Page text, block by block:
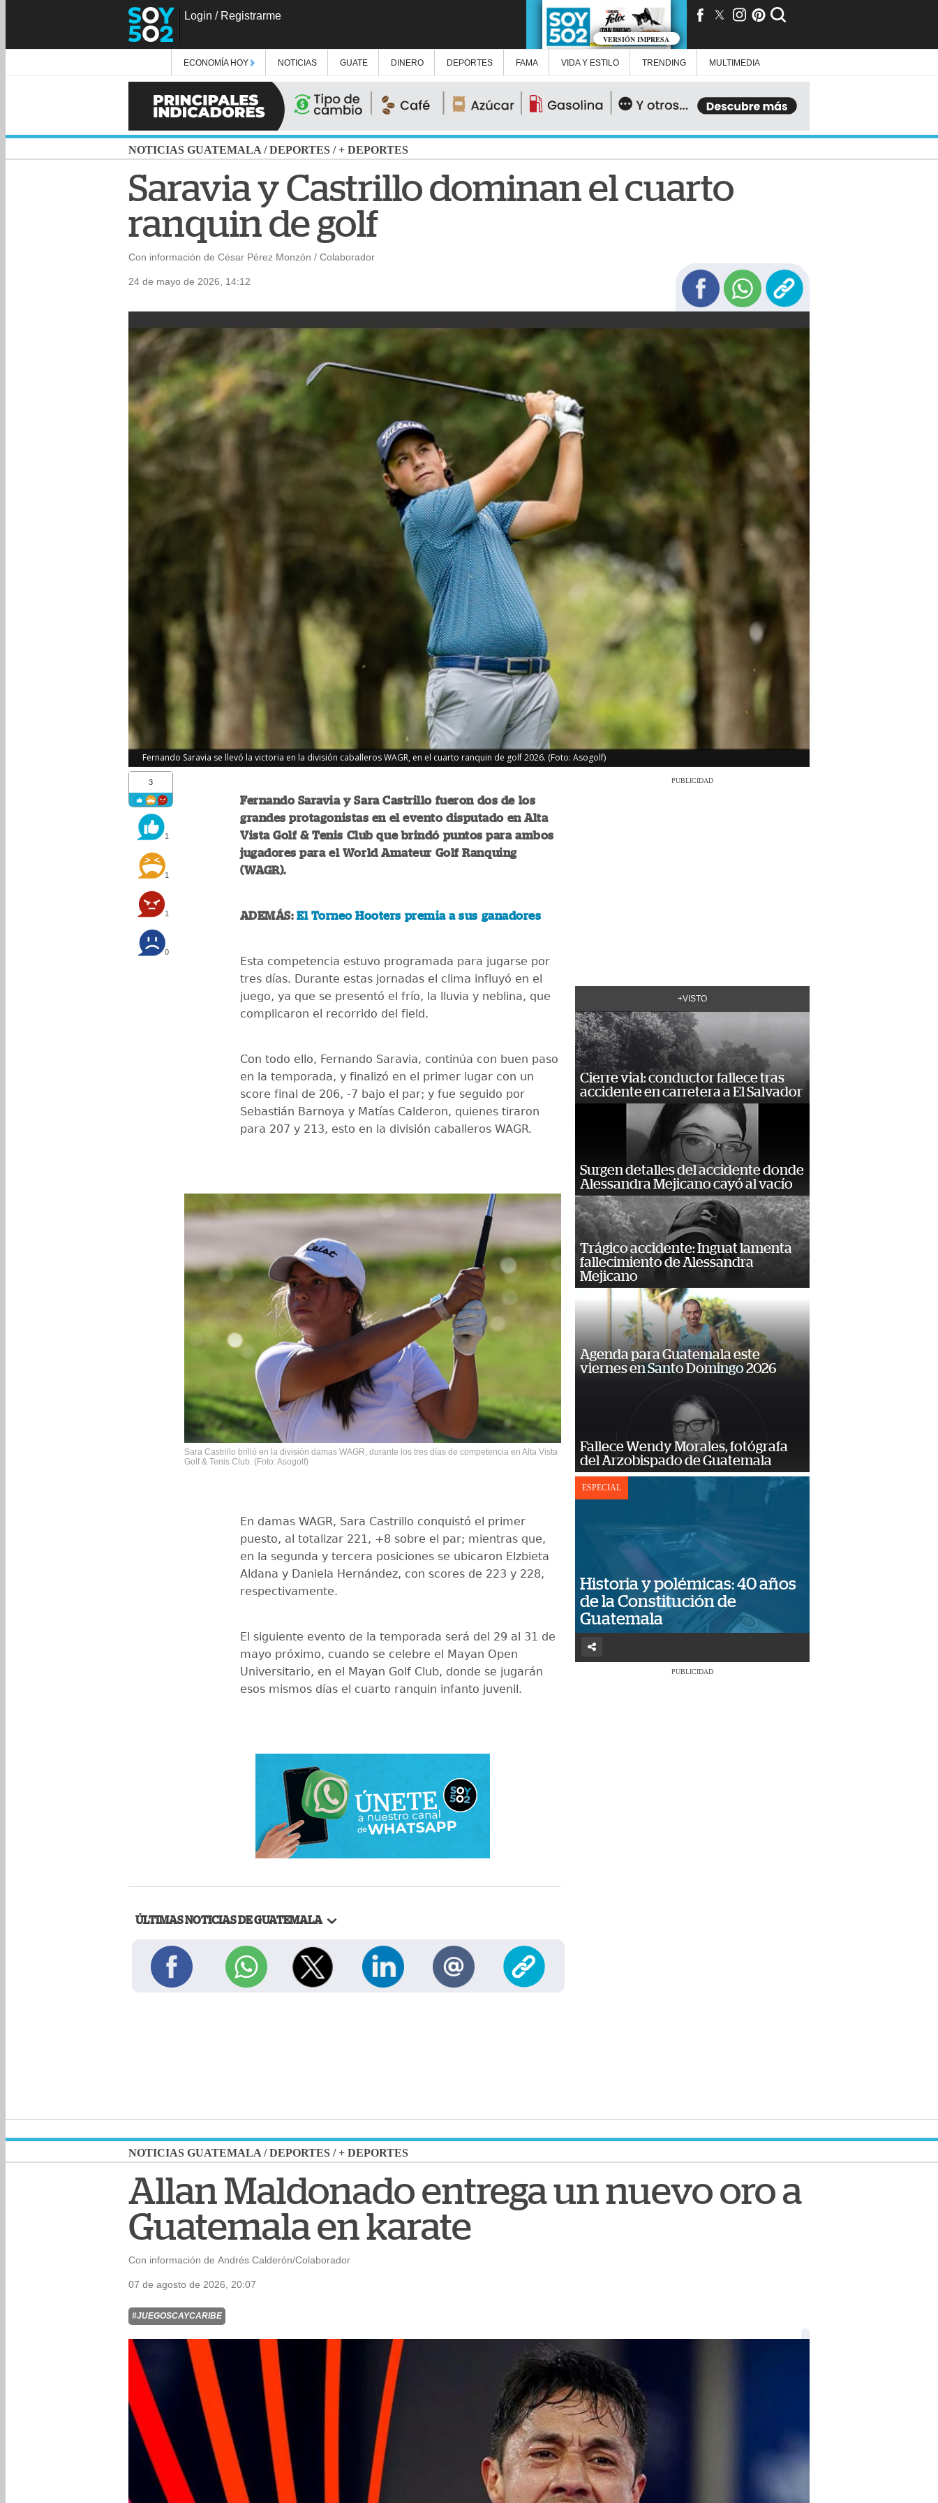
Login / Registrarme
VERSIÓN IMPRESA
ECONOMÍA HOY NOTICIAS GUATE DINERO DEPORTES FAMA VIDA Y ESTILO TRENDING MULTIMEDIA
NOTICIAS GUATEMALA /DEPORTES /+ DEPORTES
Saravia y Castrillo dominan el cuarto
ranquin de golf
Con información de César Pérez Monzón / Colaborador
24 de mayo de 2026, 14:12
Fernando Saravia se llevó la victoria en la división caballeros WAGR, en el cuarto ranquin de golf 2026. (Foto: Asogolf)
3
1
1
1
0
Fernando Saravia y Sara Castrillo fueron dos de los
grandes protagonistas en el evento disputado en Alta
Vista Golf & Tenis Club que brindó puntos para ambos
jugadores para el World Amateur Golf Ranquing
(WAGR).
ADEMÁS:El Torneo Hooters premia a sus ganadores
Esta competencia estuvo programada para jugarse por
tres días. Durante estas jornadas el clima influyó en el
juego, ya que se presentó el frío, la lluvia y neblina, que
complicaron el recorrido del field.
Con todo ello, Fernando Saravia, continúa con buen paso
en la temporada, y finalizó en el primer lugar con un
score final de 206, -7 bajo el par; y fue seguido por
Sebastián Barnoya y Matías Calderon, quienes tiraron
para 207 y 213, esto en la división caballeros WAGR.
Sara Castrillo brilló en la división damas WAGR, durante los tres días de competencia en Alta Vista
Golf & Tenis Club. (Foto: Asogolf)
En damas WAGR, Sara Castrillo conquistó el primer
puesto, al totalizar 221, +8 sobre el par; mientras que,
en la segunda y tercera posiciones se ubicaron Elzbieta
Aldana y Daniela Hernández, con scores de 223 y 228,
respectivamente.
El siguiente evento de la temporada será del 29 al 31 de
mayo próximo, cuando se celebre el Mayan Open
Universitario, en el Mayan Golf Club, donde se jugarán
esos mismos días el cuarto ranquin infanto juvenil.
ÚLTIMAS NOTICIAS DE GUATEMALA
PUBLICIDAD
+VISTO
Cierre vial: conductor fallece tras
accidente en carretera a El Salvador
Surgen detalles del accidente donde
Alessandra Mejicano cayó al vacío
Trágico accidente: Inguat lamenta
fallecimiento de Alessandra
Mejicano
Agenda para Guatemala este
viernes en Santo Domingo 2026
Fallece Wendy Morales, fotógrafa
del Arzobispado de Guatemala
ESPECIAL
Historia y polémicas: 40 años
de la Constitución de
Guatemala
PUBLICIDAD
NOTICIAS GUATEMALA /DEPORTES /+ DEPORTES
Allan Maldonado entrega un nuevo oro a
Guatemala en karate
Con información de Andrés Calderón/Colaborador
07 de agosto de 2026, 20:07
#JUEGOSCAYCARIBE